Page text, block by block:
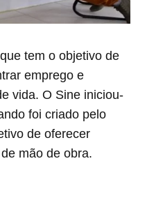
tem o objetivo de
emprego e
vida. O Sine iniciou-
foi criado pelo
de oferecer
mão de obra.